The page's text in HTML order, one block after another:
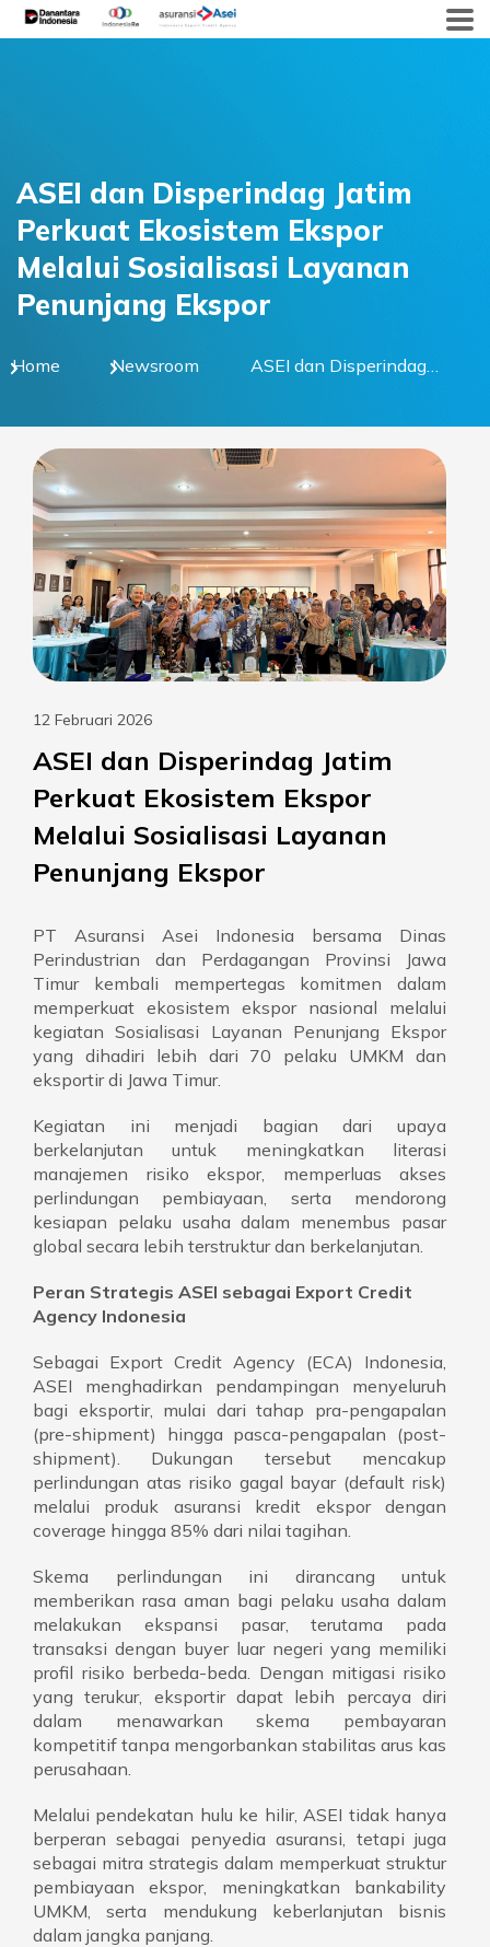
Skip
to
ASEI dan Disperindag Jatim
Perkuat Ekosistem Ekspor
Melalui Sosialisasi Layanan
Penunjang Ekspor
Home Newsroom
ASEI dan Disperindag
Ekspor Melalui
Sosialisasi Layanan
12 Februari 2026
ASEI dan Disperindag Jatim
Perkuat Ekosistem Ekspor
Melalui Sosialisasi Layanan
Penunjang Ekspor
PT Asuransi Asei Indonesia bersama Dinas
Perindustrian dan Perdagangan Provinsi Jawa
Timur kembali mempertegas komitmen dalam
memperkuat ekosistem ekspor nasional melalui
kegiatan Sosialisasi Layanan Penunjang Ekspor
yang dihadiri lebih dari 70 pelaku UMKM dan
eksportir di Jawa Timur.
Kegiatan ini menjadi bagian dari upaya
berkelanjutan untuk meningkatkan literasi
manajemen risiko ekspor, memperluas akses
perlindungan pembiayaan, serta mendorong
kesiapan pelaku usaha dalam menembus pasar
global secara lebih terstruktur dan berkelanjutan.
Peran Strategis ASEI sebagai Export Credit
Agency Indonesia
Sebagai Export Credit Agency (ECA) Indonesia,
ASEI menghadirkan pendampingan menyeluruh
bagi eksportir, mulai dari tahap pra-pengapalan
(pre-shipment) hingga pasca-pengapalan (post-
shipment). Dukungan tersebut mencakup
perlindungan atas risiko gagal bayar (default risk)
melalui produk asuransi kredit ekspor dengan
coverage hingga 85% dari nilai tagihan.
Skema perlindungan ini dirancang untuk
memberikan rasa aman bagi pelaku usaha dalam
melakukan ekspansi pasar, terutama pada
transaksi dengan buyer luar negeri yang memiliki
profil risiko berbeda-beda. Dengan mitigasi risiko
yang terukur, eksportir dapat lebih percaya diri
dalam menawarkan skema pembayaran
kompetitif tanpa mengorbankan stabilitas arus kas
perusahaan.
Melalui pendekatan hulu ke hilir, ASEI tidak hanya
berperan sebagai penyedia asuransi, tetapi juga
sebagai mitra strategis dalam memperkuat struktur
pembiayaan ekspor, meningkatkan bankability
UMKM, serta mendukung keberlanjutan bisnis
dalam jangka panjang.